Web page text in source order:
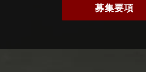
募集要項